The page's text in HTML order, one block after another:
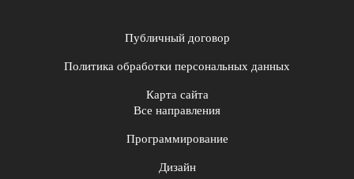
Публичный договор
Политика обработки персональных данных
Карта сайта
Все направления
Программирование
Дизайн